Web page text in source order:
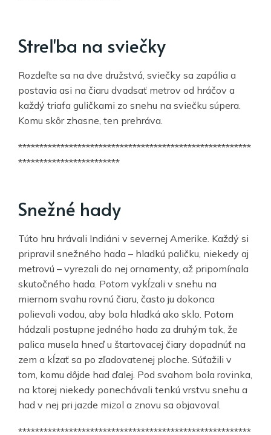
Streľba na sviečky
Rozdeľte sa na dve družstvá, sviečky sa zapália a
postavia asi na čiaru dvadsať metrov od hráčov a
každý triafa guličkami zo snehu na sviečku súpera.
Komu skôr zhasne, ten prehráva.
*******************************************************
************************
Snežné hady
Túto hru hrávali Indiáni v severnej Amerike. Každý si
pripravil snežného hada – hladkú paličku, niekedy aj
metrovú – vyrezali do nej ornamenty, až pripomínala
skutočného hada. Potom vykĺzali v snehu na
miernom svahu rovnú čiaru, často ju dokonca
polievali vodou, aby bola hladká ako sklo. Potom
hádzali postupne jedného hada za druhým tak, že
palica musela hneď u štartovacej čiary dopadnúť na
zem a kĺzať sa po zľadovatenej ploche. Súťažili v
tom, komu dôjde had ďalej. Pod svahom bola rovinka,
na ktorej niekedy ponechávali tenkú vrstvu snehu a
had v nej pri jazde mizol a znovu sa objavoval.
*******************************************************